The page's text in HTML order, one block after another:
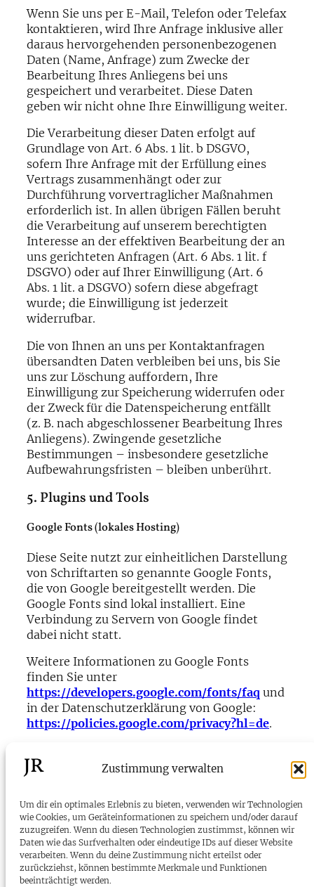
Zustimmung verwalten
Um dir ein optimales Erlebnis zu bieten, verwenden wir Technologien
wie Cookies, um Geräteinformationen zu speichern und/oder darauf
zuzugreifen. Wenn du diesen Technologien zustimmst, können wir
Daten wie das Surfverhalten oder eindeutige IDs auf dieser Website
verarbeiten. Wenn du deine Zustimmung nicht erteilst oder
zurückziehst, können bestimmte Merkmale und Funktionen
beeinträchtigt werden.
Wenn Sie uns per E-Mail, Telefon oder Telefax
kontaktieren, wird Ihre Anfrage inklusive aller
daraus hervorgehenden personenbezogenen
Daten (Name, Anfrage) zum Zwecke der
Bearbeitung Ihres Anliegens bei uns
gespeichert und verarbeitet. Diese Daten
geben wir nicht ohne Ihre Einwilligung weiter.
Die Verarbeitung dieser Daten erfolgt auf
Grundlage von Art. 6 Abs. 1 lit. b DSGVO,
sofern Ihre Anfrage mit der Erfüllung eines
Vertrags zusammenhängt oder zur
Durchführung vorvertraglicher Maßnahmen
erforderlich ist. In allen übrigen Fällen beruht
die Verarbeitung auf unserem berechtigten
Interesse an der effektiven Bearbeitung der an
uns gerichteten Anfragen (Art. 6 Abs. 1 lit. f
DSGVO) oder auf Ihrer Einwilligung (Art. 6
Abs. 1 lit. a DSGVO) sofern diese abgefragt
wurde; die Einwilligung ist jederzeit
widerrufbar.
Die von Ihnen an uns per Kontaktanfragen
übersandten Daten verbleiben bei uns, bis Sie
uns zur Löschung auffordern, Ihre
Einwilligung zur Speicherung widerrufen oder
der Zweck für die Datenspeicherung entfällt
(z. B. nach abgeschlossener Bearbeitung Ihres
Anliegens). Zwingende gesetzliche
Bestimmungen – insbesondere gesetzliche
Aufbewahrungsfristen – bleiben unberührt.
5. Plugins und Tools
Google Fonts (lokales Hosting)
Diese Seite nutzt zur einheitlichen Darstellung
von Schriftarten so genannte Google Fonts,
die von Google bereitgestellt werden. Die
Google Fonts sind lokal installiert. Eine
Verbindung zu Servern von Google findet
dabei nicht statt.
Weitere Informationen zu Google Fonts
finden Sie unter
https://developers.google.com/fonts/faq und
in der Datenschutzerklärung von Google:
https://policies.google.com/privacy?hl=de.
JR